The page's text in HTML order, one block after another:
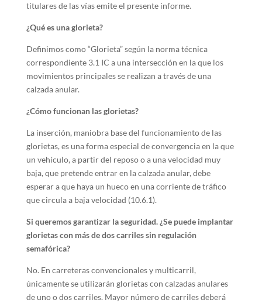
titulares de las vías emite el presente informe.
¿Qué es una glorieta?
Definimos como “Glorieta” según la norma técnica
correspondiente 3.1 IC a una intersección en la que los
movimientos principales se realizan a través de una
calzada anular.
¿Cómo funcionan las glorietas?
La inserción, maniobra base del funcionamiento de las
glorietas, es una forma especial de convergencia en la que
un vehículo, a partir del reposo o a una velocidad muy
baja, que pretende entrar en la calzada anular, debe
esperar a que haya un hueco en una corriente de tráfico
que circula a baja velocidad (10.6.1).
Si queremos garantizar la seguridad. ¿Se puede implantar
glorietas con más de dos carriles sin regulación
semafórica?
No. En carreteras convencionales y multicarril,
únicamente se utilizarán glorietas con calzadas anulares
de uno o dos carriles. Mayor número de carriles deberá